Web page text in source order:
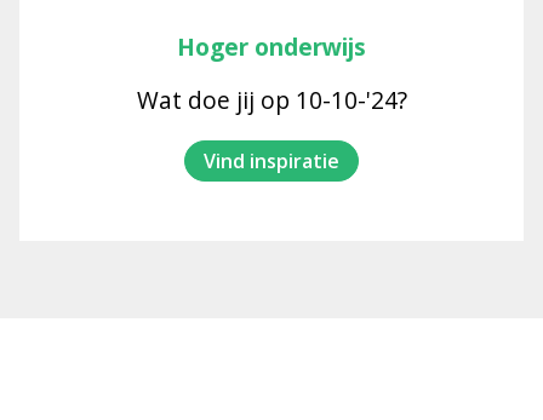
Hoger onderwijs
Wat doe jij op 10-10-'24?
Vind inspiratie